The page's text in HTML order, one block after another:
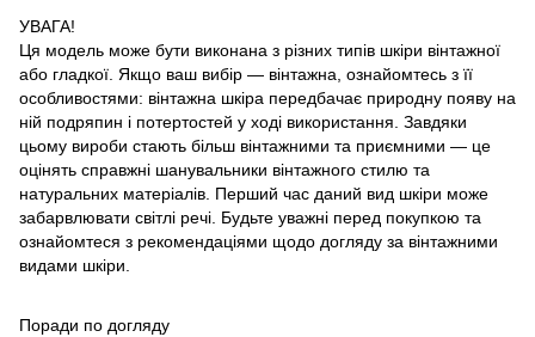
УВАГА!
Ця модель може бути виконана з різних типів шкіри вінтажної
або гладкої. Якщо ваш вибір — вінтажна, ознайомтесь з її
особливостями: вінтажна шкіра передбачає природну появу на
ній подряпин і потертостей у ході використання. Завдяки
цьому вироби стають більш вінтажними та приємними — це
оцінять справжні шанувальники вінтажного стилю та
натуральних матеріалів. Перший час даний вид шкіри може
забарвлювати світлі речі. Будьте уважні перед покупкою та
ознайомтеся з рекомендаціями щодо догляду за вінтажними
видами шкіри.
Поради по догляду